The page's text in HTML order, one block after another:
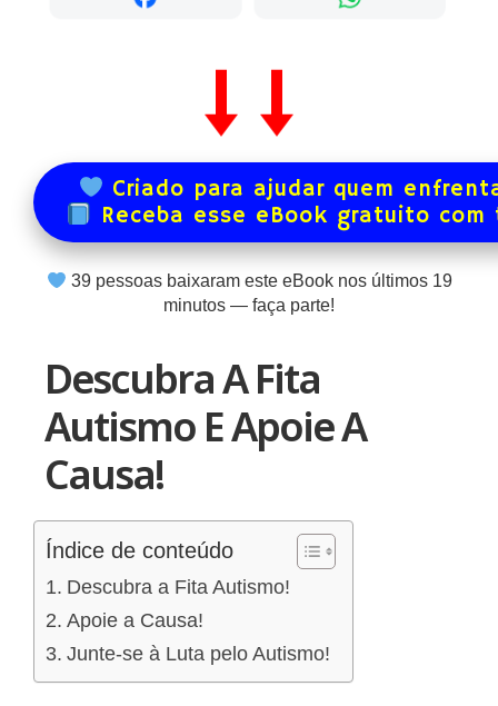
Criado para ajudar quem
Receba esse eBook gratuito
39pessoas baixaram este eBook nos últimos 19
minutos — faça parte!
Descubra A Fita
Autismo E Apoie A
Causa!
Índice de conteúdo
Descubra a Fita Autismo!
Apoie a Causa!
Junte-se à Luta pelo Autismo!